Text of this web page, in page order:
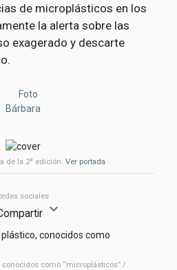
de microplásticos en los
la alerta sobre las
exagerado y descarte
Bárbara
de la 2a edición. Ver portada
sociales
expand_more
como “microplásticos” /